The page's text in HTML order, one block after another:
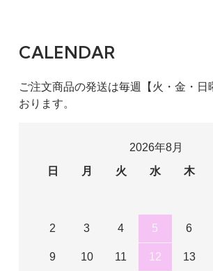
CALENDAR
ご注文商品の発送は毎週【火・金・日
おります。
2026年8月
日
月 火 水 木
2 3 4 5 6
9 10 11 12 13